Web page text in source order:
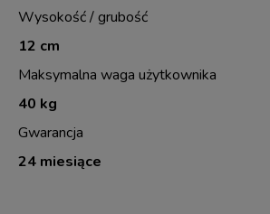
Wysokość / grubość
12 cm
Maksymalna waga użytkownika
40 kg
Gwarancja
24 miesiące